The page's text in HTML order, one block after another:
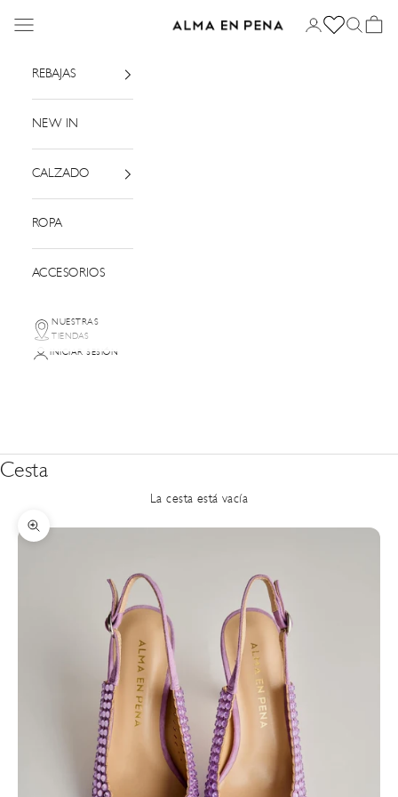
Alma en Pena
Menú Iniciar sesión
Buscar
Cesta
REBAJAS
NEW IN
CALZADO
ROPA
ACCESORIOS
NUESTRAS
TIENDAS
INICIAR SESIÓN
Cesta
La cesta está vacía
Zoom